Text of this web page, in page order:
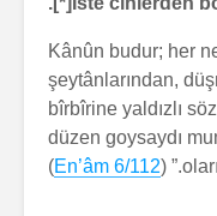
“Kânûn budur; her
şeytânlarından,
bîrbîrine yaldızlı
düzen goysaydı
En’âm 6/112
)